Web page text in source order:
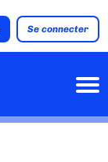
Se connecter